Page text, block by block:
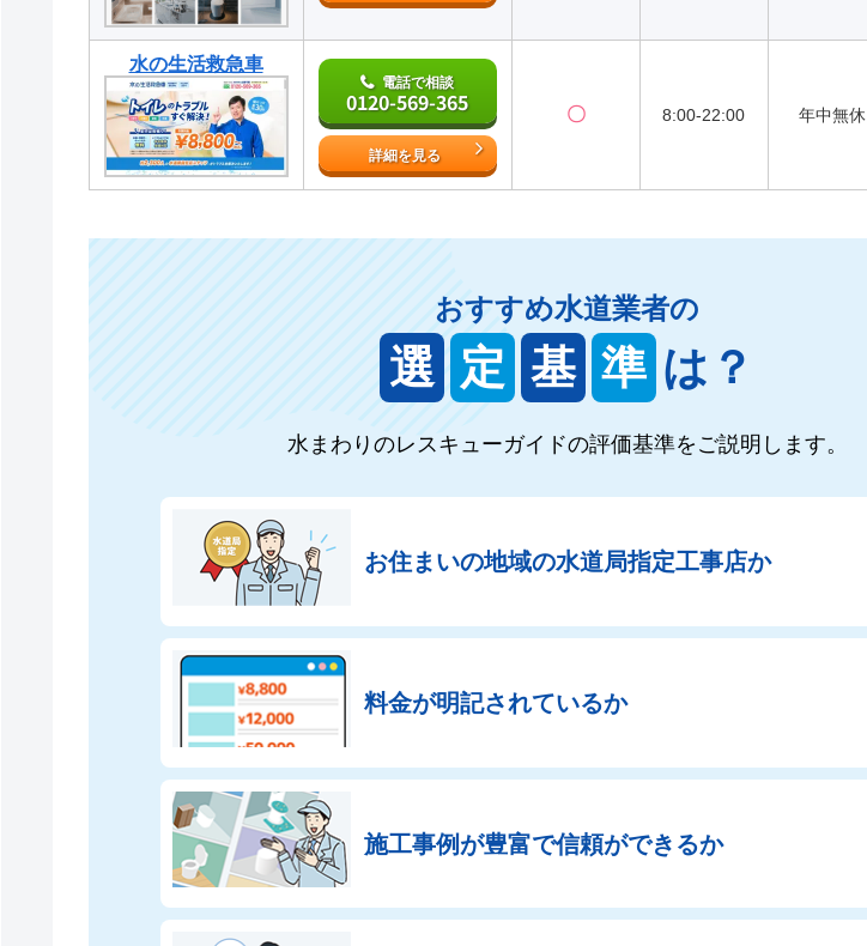
水の生活救急車
電話で相談
0120-569-365
詳細を見る
〇 8:00-22:00 年中無休
おすすめ水道業者の
選 定 基 準 は？
水まわりのレスキューガイドの評価基準をご説明します。
お住まいの地域の水道局指定工事店か
料金が明記されているか
施工事例が豊富で信頼ができるか